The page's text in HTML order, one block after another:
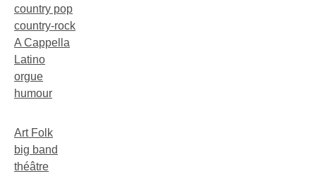
country pop
country-rock
A Cappella
Latino
orgue
humour
Art Folk
big band
théâtre